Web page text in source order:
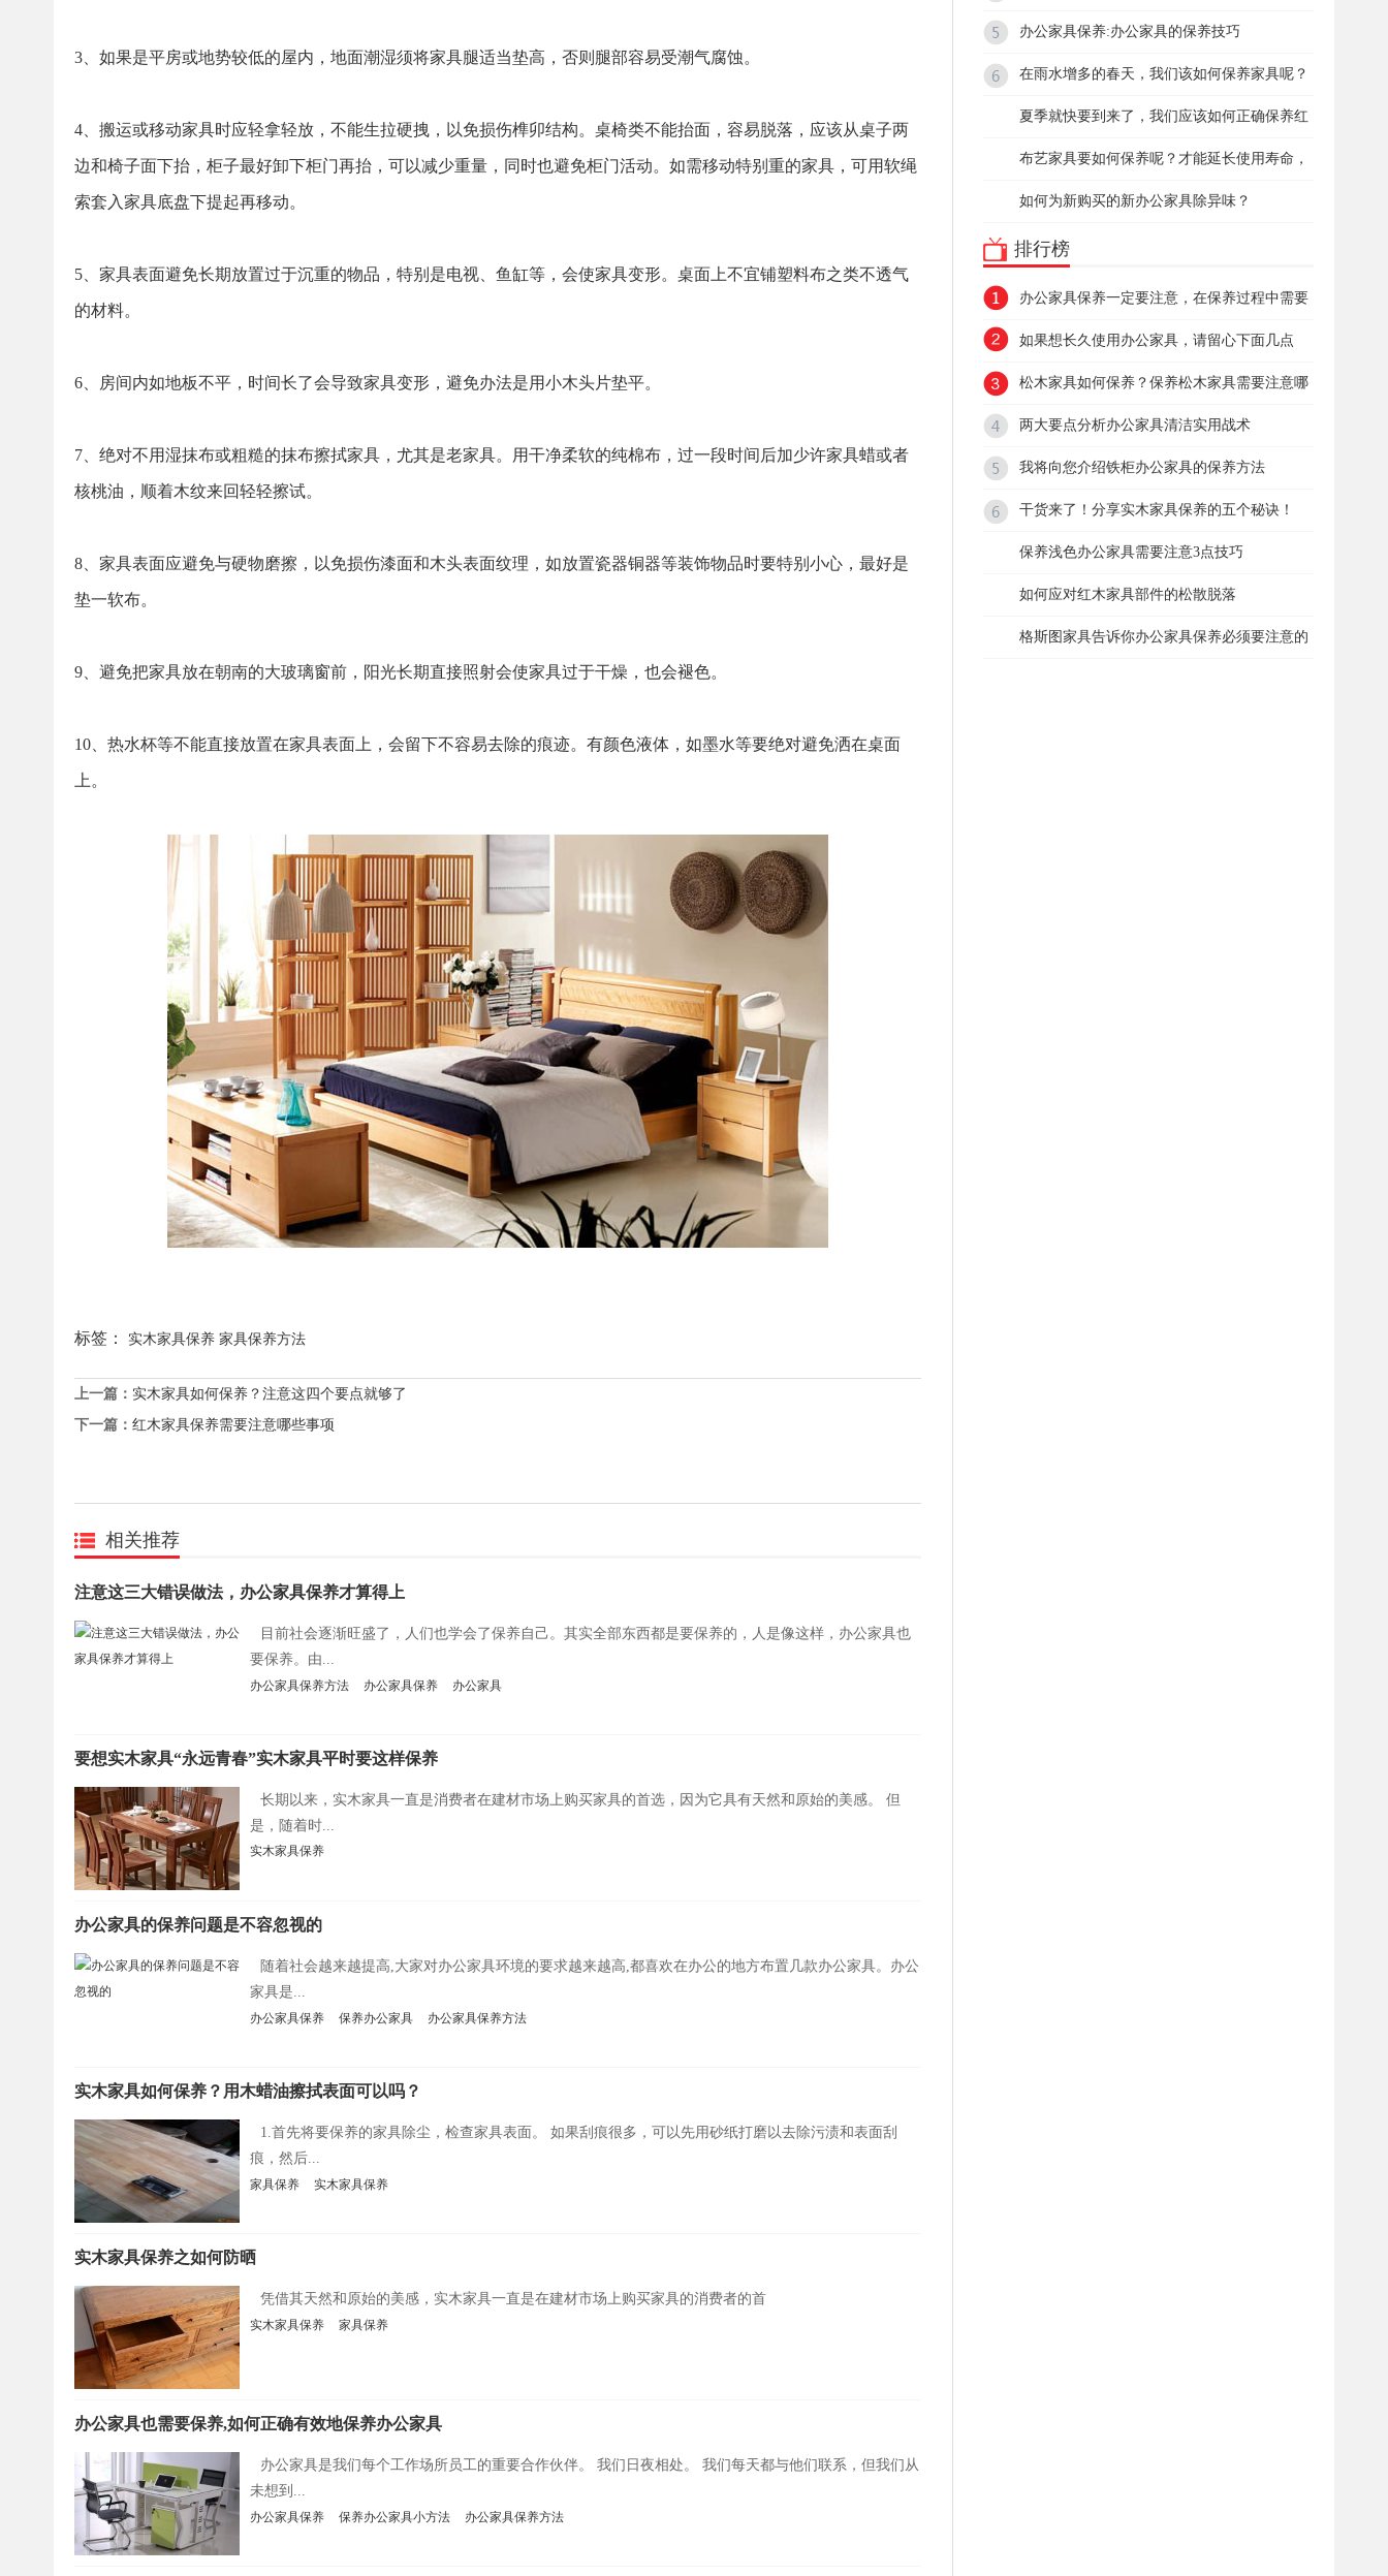
3、如果是平房或地势较低的屋内，地面潮湿须将家具腿适当垫高，否则腿部容易受潮气腐蚀。
4、搬运或移动家具时应轻拿轻放，不能生拉硬拽，以免损伤榫卯结构。桌椅类不能抬面，容易脱落，应该从桌子两
边和椅子面下抬，柜子最好卸下柜门再抬，可以减少重量，同时也避免柜门活动。如需移动特别重的家具，可用软绳
索套入家具底盘下提起再移动。
5、家具表面避免长期放置过于沉重的物品，特别是电视、鱼缸等，会使家具变形。桌面上不宜铺塑料布之类不透气
的材料。
6、房间内如地板不平，时间长了会导致家具变形，避免办法是用小木头片垫平。
7、绝对不用湿抹布或粗糙的抹布擦拭家具，尤其是老家具。用干净柔软的纯棉布，过一段时间后加少许家具蜡或者
核桃油，顺着木纹来回轻轻擦试。
8、家具表面应避免与硬物磨擦，以免损伤漆面和木头表面纹理，如放置瓷器铜器等装饰物品时要特别小心，最好是
垫一软布。
9、避免把家具放在朝南的大玻璃窗前，阳光长期直接照射会使家具过于干燥，也会褪色。
10、热水杯等不能直接放置在家具表面上，会留下不容易去除的痕迹。有颜色液体，如墨水等要绝对避免洒在桌面
上。
标签： 实木家具保养 家具保养方法
上一篇： 实木家具如何保养？注意这四个要点就够了
下一篇： 红木家具保养需要注意哪些事项
相关推荐
注意这三大错误做法，办公家具保养才算得上
目前社会逐渐旺盛了，人们也学会了保养自己。其实全部东西都是要保养的，人是像这样，办公家具也
要保养。由...
办公家具保养方法 办公家具保养 办公家具
要想实木家具“永远青春”实木家具平时要这样保养
长期以来，实木家具一直是消费者在建材市场上购买家具的首选，因为它具有天然和原始的美感。 但
是，随着时...
实木家具保养
办公家具的保养问题是不容忽视的
随着社会越来越提高,大家对办公家具环境的要求越来越高,都喜欢在办公的地方布置几款办公家具。办公
家具是...
办公家具保养 保养办公家具 办公家具保养方法
实木家具如何保养？用木蜡油擦拭表面可以吗？
1.首先将要保养的家具除尘，检查家具表面。 如果刮痕很多，可以先用砂纸打磨以去除污渍和表面刮
痕，然后...
家具保养 实木家具保养
实木家具保养之如何防晒
凭借其天然和原始的美感，实木家具一直是在建材市场上购买家具的消费者的首
实木家具保养 家具保养
办公家具也需要保养,如何正确有效地保养办公家具
办公家具是我们每个工作场所员工的重要合作伙伴。 我们日夜相处。 我们每天都与他们联系，但我们从
未想到...
办公家具保养 保养办公家具小方法 办公家具保养方法
办公家具保养:办公家具的保养技巧
在雨水增多的春天，我们该如何保养家具呢？
夏季就快要到来了，我们应该如何正确保养红
木家具呢？
布艺家具要如何保养呢？才能延长使用寿命，
关键在于这几点
如何为新购买的新办公家具除异味？
排行榜
办公家具保养一定要注意，在保养过程中需要
注意这些事项
如果想长久使用办公家具，请留心下面几点
松木家具如何保养？保养松木家具需要注意哪
些事项？
两大要点分析办公家具清洁实用战术
我将向您介绍铁柜办公家具的保养方法
干货来了！分享实木家具保养的五个秘诀！
保养浅色办公家具需要注意3点技巧
如何应对红木家具部件的松散脱落
格斯图家具告诉你办公家具保养必须要注意的